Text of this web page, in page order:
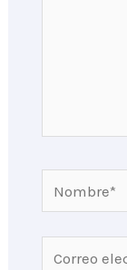
Nombre*
Correo